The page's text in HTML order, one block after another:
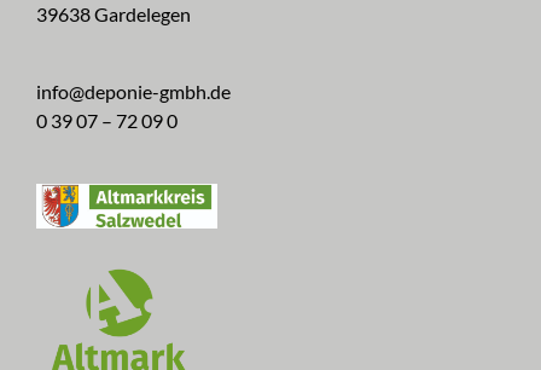
39638 Gardelegen
info@deponie-gmbh.de
0 39 07 – 72 09 0